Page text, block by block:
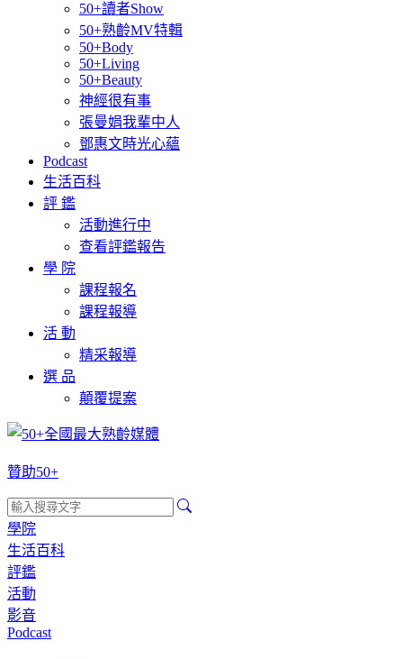
50+讀者Show
50+熟齡MV特輯
50+Body
50+Living
50+Beauty
神經很有事
張曼娟我輩中人
鄧惠文時光心蘊
Podcast
生活百科
評 鑑
活動進行中
查看評鑑報告
學 院
課程報名
課程報導
活 動
精采報導
選 品
顛覆提案
贊助50+
學院
生活百科
評鑑
活動
影音
Podcast